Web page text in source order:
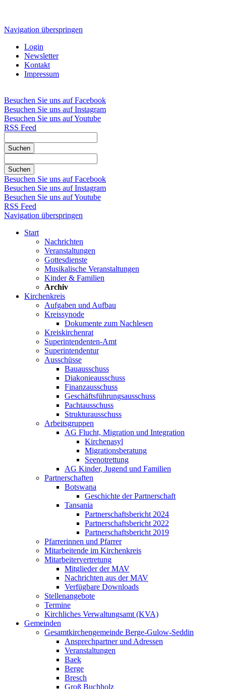
Navigation überspringen
Login
Newsletter
Kontakt
Impressum
Besuchen Sie uns auf Facebook
Besuchen Sie uns auf Instagram
Besuchen Sie uns auf Youtube
RSS Feed
Suchen
Suchen
Besuchen Sie uns auf Facebook
Besuchen Sie uns auf Instagram
Besuchen Sie uns auf Youtube
RSS Feed
Navigation überspringen
Start
Nachrichten
Veranstaltungen
Gottesdienste
Musikalische Veranstaltungen
Kinder & Familien
Archiv
Kirchenkreis
Aufgaben und Aufbau
Kreissynode
Dokumente zum Nachlesen
Kreiskirchenrat
Superintendenten-Amt
Superintendentur
Ausschüsse
Bauausschuss
Diakonieausschuss
Finanzausschuss
Geschäftsführungsausschuss
Pachtausschuss
Strukturausschuss
Arbeitsgruppen
AG Flucht, Migration und Integration
Kirchenasyl
Migrationsberatung
Seenotrettung
AG Kinder, Jugend und Familien
Partnerschaften
Botswana
Geschichte der Partnerschaft
Tansania
Partnerschaftsbericht 2024
Partnerschaftsbericht 2022
Partnerschaftsbericht 2019
Pfarrerinnen und Pfarrer
Mitarbeitende im Kirchenkreis
Mitarbeitervertretung
Mitglieder der MAV
Nachrichten aus der MAV
Verfügbare Downloads
Stellenangebote
Termine
Kirchliches Verwaltungsamt (KVA)
Gemeinden
Gesamtkirchengemeinde Berge-Gulow-Seddin
Ansprechpartner und Adressen
Veranstaltungen
Baek
Berge
Bresch
Groß Buchholz